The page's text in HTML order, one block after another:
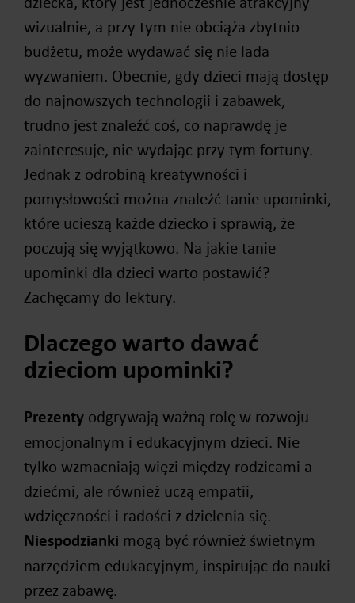
wizualnie, a przy tym nie obciąża zbytnio
budżetu, może wydawać się nie lada
wyzwaniem. Obecnie, gdy dzieci mają dostęp
do najnowszych technologii i zabawek,
trudno jest znaleźć coś, co naprawdę je
zainteresuje, nie wydając przy tym fortuny.
Jednak z odrobiną kreatywności i
pomysłowości można znaleźć tanie upominki,
które ucieszą każde dziecko i sprawią, że
poczują się wyjątkowo. Na jakie tanie
upominki dla dzieci warto postawić?
Zachęcamy do lektury.
Dlaczego warto dawać
dzieciom upominki?
Prezenty odgrywają ważną rolę w rozwoju
emocjonalnym i edukacyjnym dzieci. Nie
tylko wzmacniają więzi między rodzicami a
dziećmi, ale również uczą empatii,
wdzięczności i radości z dzielenia się.
Niespodzianki mogą być również świetnym
narzędziem edukacyjnym, inspirując do nauki
przez zabawę.